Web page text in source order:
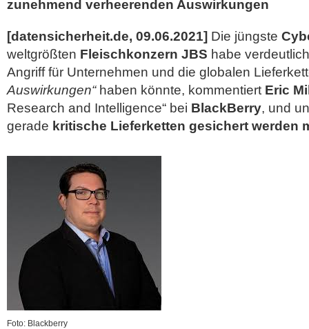
zunehmend verheerenden Auswirkungen
[datensicherheit.de, 09.06.2021] Die jüngste
weltgrößten Fleischkonzern JBS habe
Angriff für Unternehmen und die globalen
Auswirkungen“haben könnte, kommentiert Eric
Research and Intelligence“ bei BlackBerry, und
gerade kritische Lieferketten gesichert werden
Foto: Blackberry